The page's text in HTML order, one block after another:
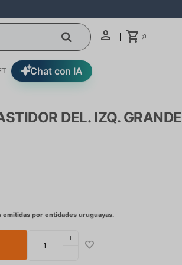
$0
Chat con IA
DEL. IZQ. GRANDE
add
remove